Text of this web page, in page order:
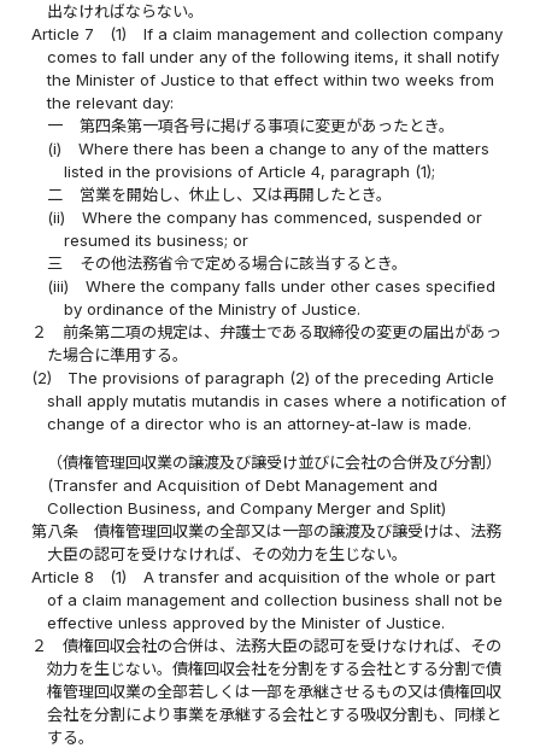
出なければならない。
Article 7
(1)
If a claim management and collection company
comes to fall under any of the following items, it shall notify
the Minister of Justice to that effect within two weeks from
the relevant day:
一
第四条第一項各号に掲げる事項に変更があったとき。
(i)
Where there has been a change to any of the matters
listed in the provisions of Article 4, paragraph (1);
二
営業を開始し、休止し、又は再開したとき。
(ii)
Where the company has commenced, suspended or
resumed its business; or
三
その他法務省令で定める場合に該当するとき。
(iii)
Where the company falls under other cases specified
by ordinance of the Ministry of Justice.
２
前条第二項の規定は、弁護士である取締役の変更の届出があっ
た場合に準用する。
(2)
The provisions of paragraph (2) of the preceding Article
shall apply mutatis mutandis in cases where a notification of
change of a director who is an attorney-at-law is made.
（債権管理回収業の譲渡及び譲受け並びに会社の合併及び分割）
(Transfer and Acquisition of Debt Management and
Collection Business, and Company Merger and Split)
第八条
債権管理回収業の全部又は一部の譲渡及び譲受けは、法務
大臣の認可を受けなければ、その効力を生じない。
Article 8
(1)
A transfer and acquisition of the whole or part
of a claim management and collection business shall not be
effective unless approved by the Minister of Justice.
２
債権回収会社の合併は、法務大臣の認可を受けなければ、その
効力を生じない。債権回収会社を分割をする会社とする分割で債
権管理回収業の全部若しくは一部を承継させるもの又は債権回収
会社を分割により事業を承継する会社とする吸収分割も、同様と
する。